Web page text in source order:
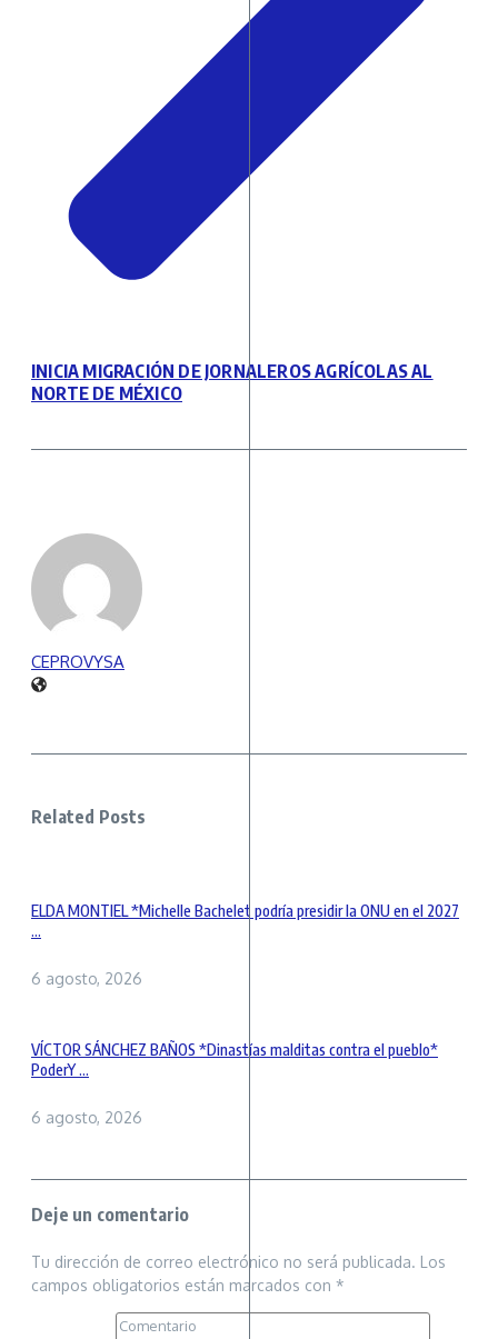
INICIA MIGRACIÓN DE JORNALEROS AGRÍCOLAS AL
NORTE DE MÉXICO
CEPROVYSA
Related Posts
ELDA MONTIEL *Michelle Bachelet podría presidir la ONU en el 2027
...
6 agosto, 2026
VÍCTOR SÁNCHEZ BAÑOS *Dinastías malditas contra el pueblo*
PoderY ...
6 agosto, 2026
Deje un comentario
Tu dirección de correo electrónico no será publicada. Los
campos obligatorios están marcados con *